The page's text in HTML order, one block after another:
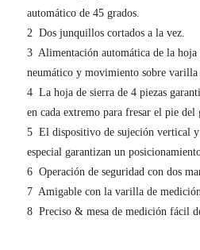
automático de 45 grados.
2 Dos junquillos cortados a la vez.
3 Alimentación automática de la
neumático y movimiento sobre varilla
4 La hoja de sierra de 4 piezas
en cada extremo para fresar el pie del
5 El dispositivo de sujeción vertical
especial garantizan un
6 Operación de seguridad con dos
7 Amigable con la varilla de
8 Preciso & mesa de medición fácil